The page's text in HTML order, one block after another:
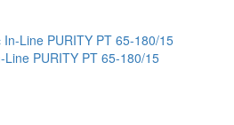
PURITY PT 65-180/15